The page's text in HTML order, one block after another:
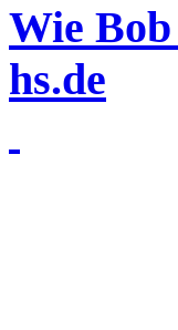
Wie
hs.de